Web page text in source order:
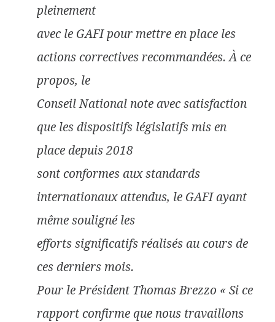
pleinement
avec le GAFI pour mettre en place les
actions correctives recommandées. À ce
propos, le
Conseil National note avec satisfaction
que les dispositifs législatifs mis en
place depuis 2018
sont conformes aux standards
internationaux attendus, le GAFI ayant
même souligné les
efforts significatifs réalisés au cours de
ces derniers mois.
Pour le Président Thomas Brezzo « Si ce
rapport confirme que nous travaillons